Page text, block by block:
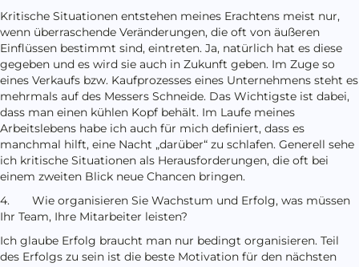
Kritische Situationen entstehen meines Erachtens meist nur,
wenn überraschende Veränderungen, die oft von äußeren
Einflüssen bestimmt sind, eintreten. Ja, natürlich hat es diese
gegeben und es wird sie auch in Zukunft geben. Im Zuge so
eines Verkaufs bzw. Kaufprozesses eines Unternehmens steht es
mehrmals auf des Messers Schneide. Das Wichtigste ist dabei,
dass man einen kühlen Kopf behält. Im Laufe meines
Arbeitslebens habe ich auch für mich definiert, dass es
manchmal hilft, eine Nacht „darüber“ zu schlafen. Generell sehe
ich kritische Situationen als Herausforderungen, die oft bei
einem zweiten Blick neue Chancen bringen.
4. Wie organisieren Sie Wachstum und Erfolg, was müssen
Ihr Team, Ihre Mitarbeiter leisten?
Ich glaube Erfolg braucht man nur bedingt organisieren. Teil
des Erfolgs zu sein ist die beste Motivation für den nächsten